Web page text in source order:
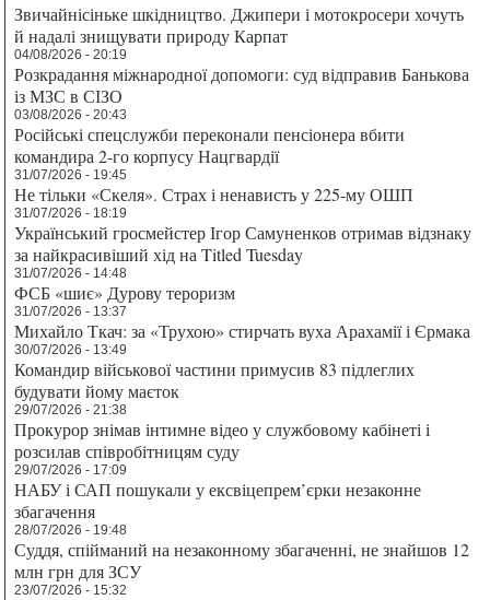
Звичайнісіньке шкідництво. Джипери і мотокросери хочуть
й надалі знищувати природу Карпат
04/08/2026 - 20:19
Розкрадання міжнародної допомоги: суд відправив Банькова
із МЗС в СІЗО
03/08/2026 - 20:43
Російські спецслужби переконали пенсіонера вбити
командира 2-го корпусу Нацгвардії
31/07/2026 - 19:45
Не тільки «Скеля». Страх і ненависть у 225-му ОШП
31/07/2026 - 18:19
Український гросмейстер Ігор Самуненков отримав відзнаку
за найкрасивіший хід на Titled Tuesday
31/07/2026 - 14:48
ФСБ «шиє» Дурову тероризм
31/07/2026 - 13:37
Михайло Ткач: за «Трухою» стирчать вуха Арахамії і Єрмака
30/07/2026 - 13:49
Командир військової частини примусив 83 підлеглих
будувати йому маєток
29/07/2026 - 21:38
Прокурор знімав інтимне відео у службовому кабінеті і
розсилав співробітницям суду
29/07/2026 - 17:09
НАБУ і САП пошукали у ексвіцепрем’єрки незаконне
збагачення
28/07/2026 - 19:48
Суддя, спійманий на незаконному збагаченні, не знайшов 12
млн грн для ЗСУ
23/07/2026 - 15:32